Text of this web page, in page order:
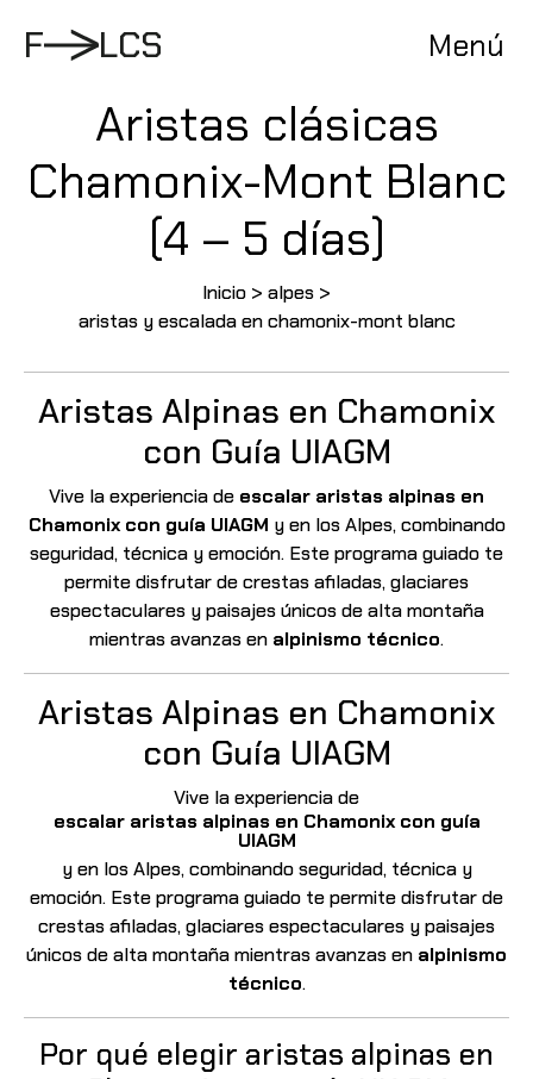
contenido
F LCS Menú
Aristas clásicas
Chamonix-Mont Blanc
(4 – 5 días)
Inicio > alpes >
aristas y escalada en chamonix-mont blanc
Aristas Alpinas en Chamonix
con Guía UIAGM
Vive la experiencia de escalar aristas alpinas en
Chamonix con guía UIAGM y en los Alpes, combinando
seguridad, técnica y emoción. Este programa guiado te
permite disfrutar de crestas afiladas, glaciares
espectaculares y paisajes únicos de alta montaña
mientras avanzas en alpinismo técnico.
Aristas Alpinas en Chamonix
con Guía UIAGM
Vive la experiencia de
escalar aristas alpinas en Chamonix con guía
UIAGM
y en los Alpes, combinando seguridad, técnica y
emoción. Este programa guiado te permite disfrutar de
crestas afiladas, glaciares espectaculares y paisajes
únicos de alta montaña mientras avanzas en alpinismo
técnico.
Por qué elegir aristas alpinas en